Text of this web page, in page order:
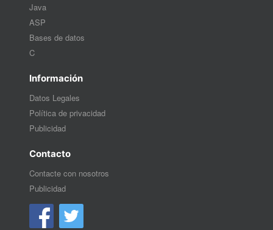
Java
ASP
Bases de datos
C
Información
Datos Legales
Política de privacidad
Publicidad
Contacto
Contacte con nosotros
Publicidad